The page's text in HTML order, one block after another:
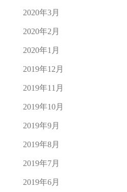
2020年3月
2020年2月
2020年1月
2019年12月
2019年11月
2019年10月
2019年9月
2019年8月
2019年7月
2019年6月